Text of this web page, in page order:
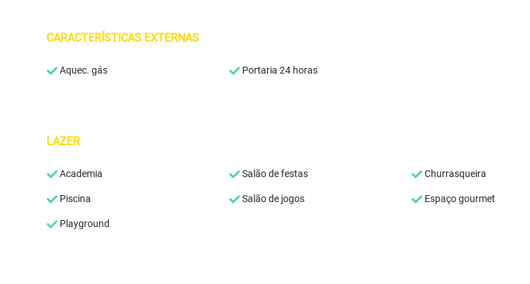
CARACTERÍSTICAS EXTERNAS
Aquec. gás Portaria 24 horas
LAZER
Academia Salão de festas Churrasqueira
Piscina Salão de jogos Espaço gourmet
Playground